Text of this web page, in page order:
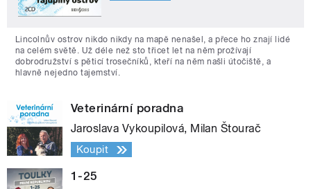
Lincolnův ostrov nikdo nikdy na mapě nenašel, a přece ho znají lidé
na celém světě. Už déle než sto třicet let na něm prožívají
dobrodružství s pěticí trosečníků, kteří na něm našli útočiště, a
hlavně nejedno tajemství.
Veterinární poradna
Jaroslava Vykoupilová, Milan Štourač
Koupit
1-25